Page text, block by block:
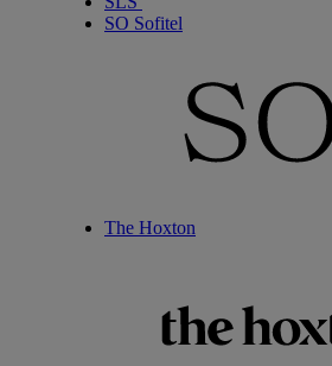
SO Sofitel
The Hoxton